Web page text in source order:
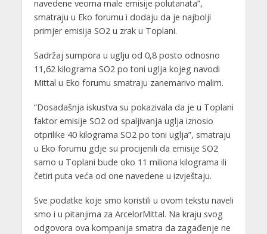
navedene veoma male emisije polutanata”,
smatraju u Eko forumu i dodaju da je najbolji
primjer emisija SO2 u zrak u Toplani.
Sadržaj sumpora u uglju od 0,8 posto odnosno
11,62 kilograma SO2 po toni uglja kojeg navodi
Mittal u Eko forumu smatraju zanemarivo malim.
“Dosadašnja iskustva su pokazivala da je u Toplani
faktor emisije SO2 od spaljivanja uglja iznosio
otprilike 40 kilograma SO2 po toni uglja”, smatraju
u Eko forumu gdje su procijenili da emisije SO2
samo u Toplani bude oko 11 miliona kilograma ili
četiri puta veća od one navedene u izvještaju.
Sve podatke koje smo koristili u ovom tekstu naveli
smo i u pitanjima za ArcelorMittal. Na kraju svog
odgovora ova kompanija smatra da zagađenje ne